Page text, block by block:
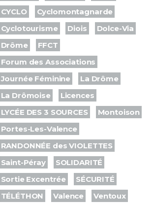
CYCLO
Cyclomontagnarde
Cyclotourisme
Diois
Dolce-Via
Drôme
FFCT
Forum des Associations
Journée Féminine
La Drôme
La Drômoise
Licences
LYCÉE DES 3 SOURCES
Montoison
Portes-Les-Valence
RANDONNÉE des VIOLETTES
Saint-Péray
SOLIDARITÉ
Sortie Excentrée
SÉCURITÉ
TÉLÉTHON
Valence
Ventoux